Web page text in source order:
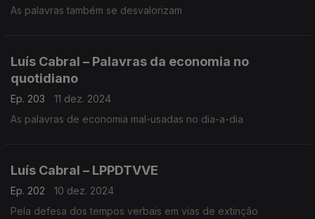
As palavras também se desvalorizam
Luís Cabral – Palavras da economia no
quotidiano
Ep. 203
11 dez. 2024
As palavras de economia mal-usadas no dia-a-dia
Luís Cabral – LPPDTVVE
Ep. 202
10 dez. 2024
Pela defesa dos tempos verbais em vias de extinção